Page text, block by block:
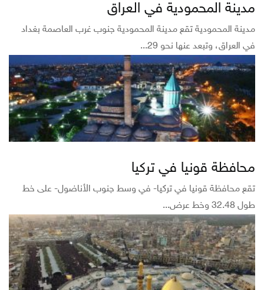
مدينة المحمودية في العراق
مدينة المحمودية تقع مدينة المحمودية جنوب غرب العاصمة بغداد
في العراق، وتبعد عنها نحو 29...
محافظة قونيا في تركيا
تقع محافظة قونيا في تركيا- في وسط جنوب الأناضول- على خط
طول 32.48 وخط عرض...